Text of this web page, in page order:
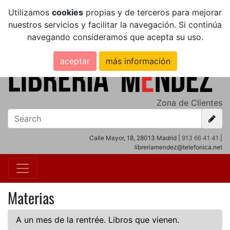
Utilizamos cookies propias y de terceros para mejorar
nuestros servicios y facilitar la navegación. Si continúa
navegando consideramos que acepta su uso.
aceptar más información
Zona de Clientes
Calle Mayor, 18, 28013 Madrid | 913 66 41 41
libreriamendez@telefonica.net
Materias
A un mes de la rentrée. Libros que vienen.